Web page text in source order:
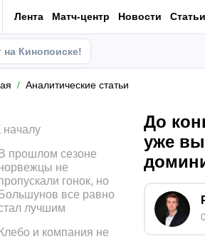
Лента Матч-центр Новости Статьи
на Кинопоиске!
Аналитические статьи
До
уже
началу
В прошлом сезоне
не
гонок, но
Большунов все равно
лучшим
Клебо и компания не